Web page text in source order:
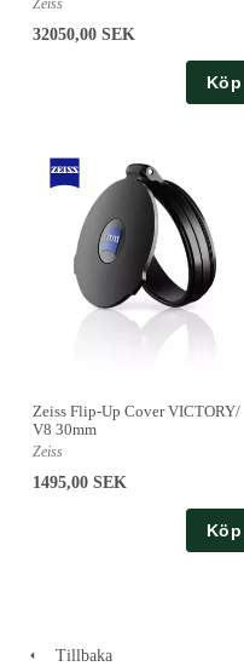
Zeiss
32050,00 SEK
Köp
Zeiss Flip-Up Cover VICTORY/
V8 30mm
Zeiss
1495,00 SEK
Köp
Tillbaka